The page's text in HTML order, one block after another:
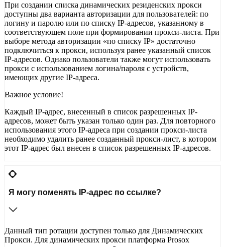
При создании списка динамических резиденских прокси
доступны два варианта авторизации для пользователей: по
логину и паролю или по списку IP-адресов, указанному в
соответствующем поле при формировании прокси-листа. При
выборе метода авторизации «по списку IP» достаточно
подключиться к прокси, используя ранее указанный список
IP-адресов. Однако пользователи также могут использовать
прокси с использованием логина/пароля с устройств,
имеющих другие IP-адреса.
Важное условие!
Каждый IP-адрес, внесенный в список разрешенных IP-
адресов, может быть указан только один раз. Для повторного
использования этого IP-адреса при создании прокси-листа
необходимо удалить ранее созданный прокси-лист, в котором
этот IP-адрес был внесен в список разрешенных IP-адресов.
Я могу поменять IP-адрес по ссылке?
Данный тип ротации доступен только для Динамических
Прокси. Для динамических прокси платформа Prosox